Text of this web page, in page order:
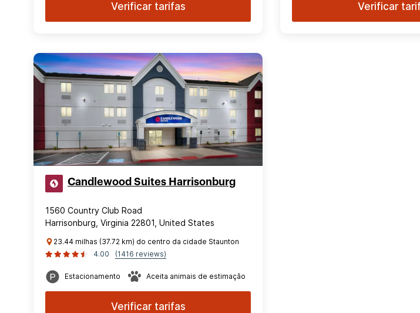
Verificar tarifas Verificar
Candlewood Suites Harrisonburg
1560 Country Club Road
Harrisonburg, Virginia 22801, United States
23.44 milhas (37.72 km) do centro da cidade Staunton
4.00
(1416 reviews)
Estacionamento Aceita animais de estimação
Verificar tarifas